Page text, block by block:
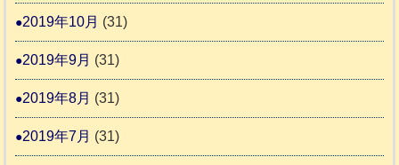
2019年10月 (31)
2019年9月 (31)
2019年8月 (31)
2019年7月 (31)